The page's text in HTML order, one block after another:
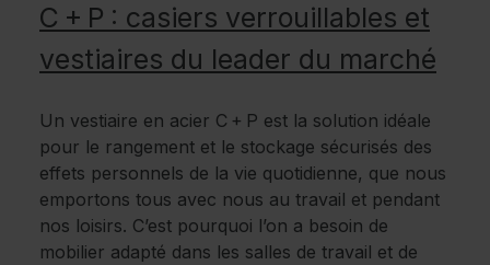
C + P : casiers verrouillables et
vestiaires du leader du marché
Un vestiaire en acier C + P est la solution idéale
pour le rangement et le stockage sécurisés des
effets personnels de la vie quotidienne, que nous
emportons tous avec nous au travail et pendant
nos loisirs. C’est pourquoi l’on a besoin de
mobilier adapté dans les salles de travail et de